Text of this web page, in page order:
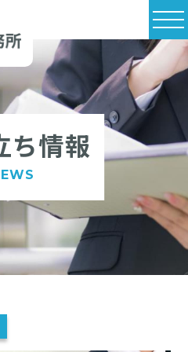
ち情報